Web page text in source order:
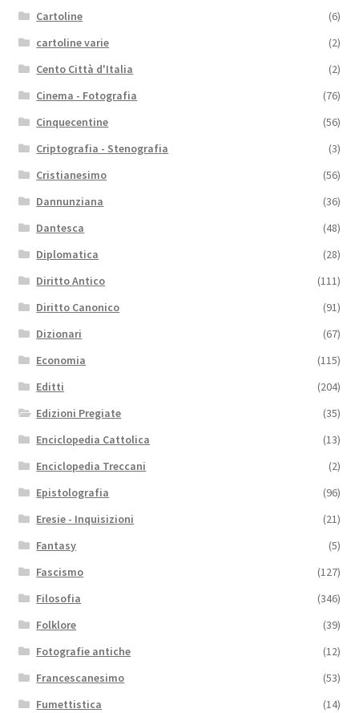
Cartoline
(6)
cartoline varie
(2)
Cento Città d'Italia
(2)
Cinema - Fotografia
(76)
Cinquecentine
(56)
Criptografia - Stenografia
(3)
Cristianesimo
(56)
Dannunziana
(36)
Dantesca
(48)
Diplomatica
(28)
Diritto Antico
(111)
Diritto Canonico
(91)
Dizionari
(67)
Economia
(115)
Editti
(204)
Edizioni Pregiate
(35)
Enciclopedia Cattolica
(13)
Enciclopedia Treccani
(2)
Epistolografia
(96)
Eresie - Inquisizioni
(21)
Fantasy
(5)
Fascismo
(127)
Filosofia
(346)
Folklore
(39)
Fotografie antiche
(12)
Francescanesimo
(53)
Fumettistica
(14)